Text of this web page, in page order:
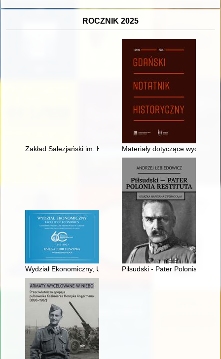
ROCZNIK 2025
Zakład Salezjański im. Księdza Bosko w Oświęcimiu : kronika.
Materiały dotyczące
Wydział Ekonomiczny, Uniwersytet Marii Curie-
Piłsudski - Pater Polonia